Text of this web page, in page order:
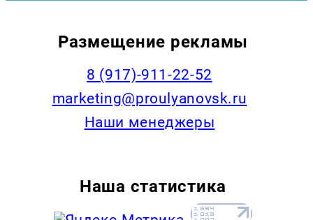
Размещение рекламы
8 (917)-911-22-52
marketing@proulyanovsk.ru
Наши менеджеры
Наша статистика